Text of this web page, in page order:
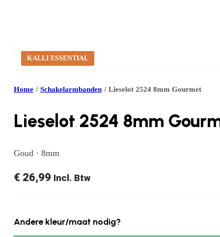
KALLI ESSENTIAL
Home / Schakelarmbanden / Lieselot 2524 8mm Gourmet
Lieselot 2524 8mm
Goud · 8mm
€ 26,99 Incl. Btw
Andere kleur/maat nodig?